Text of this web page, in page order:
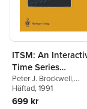
ITSM: An
Time Series
Modelling Package
for the PC
Peter J. Brockwell,
Richard A. Davis
Häftad, 1991
699 kr